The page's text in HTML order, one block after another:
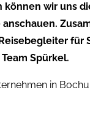
können wir uns
für
Spürkel.
in